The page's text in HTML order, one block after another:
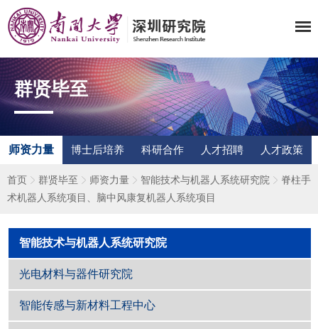
群贤毕至
师资力量 博士后培养 科研合作 人才招聘 人才政策
首页 群贤毕至 师资力量 智能技术与机器人系统研究院
脊柱手
术机器人系统项目、脑中风康复机器人系统项目
智能技术与机器人系统研究院
光电材料与器件研究院
智能传感与新材料工程中心